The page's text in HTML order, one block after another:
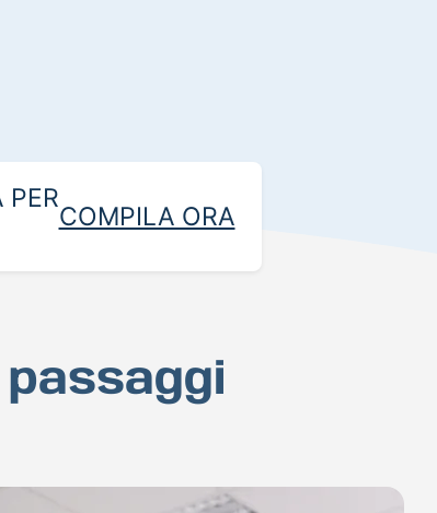
PER
COMPILA ORA
passaggi